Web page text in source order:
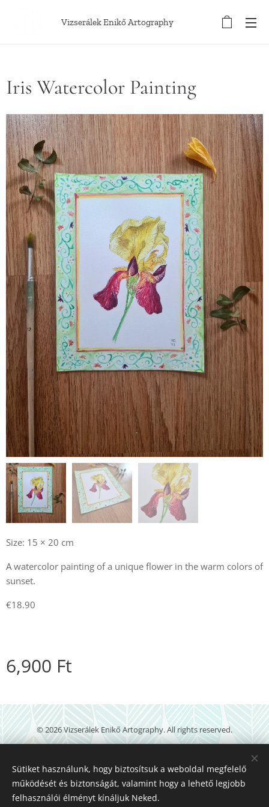
Vizserálek Enikő Artography
Iris Watercolor Painting
Size: 15 × 20 cm
A watercolor painting of a unique flower in the warm colors of
sunset.
€18.90
6,900 Ft
© 2026 Vizserálek Enikő Artography. All rights reserved.
Powered byWebnode
Languages
Sütiket használunk, hogy biztosítsuk a weboldal megfelelő
működését és biztonságát, valamint hogy a lehető legjobb
felhasználói élményt kínáljuk Neked.